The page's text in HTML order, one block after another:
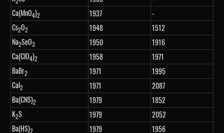
Ca(MnO4)2 1937
-
Cs2O2 1948
1512
Na2SeO3 1950
1916
Ca(ClO4)2 1958
1971
BaBr2 1971
1995
CaI2 1971
2087
Ba(CNS)2 1979
1852
K2S 1979
2052
Ba(HS)2 1979 1956